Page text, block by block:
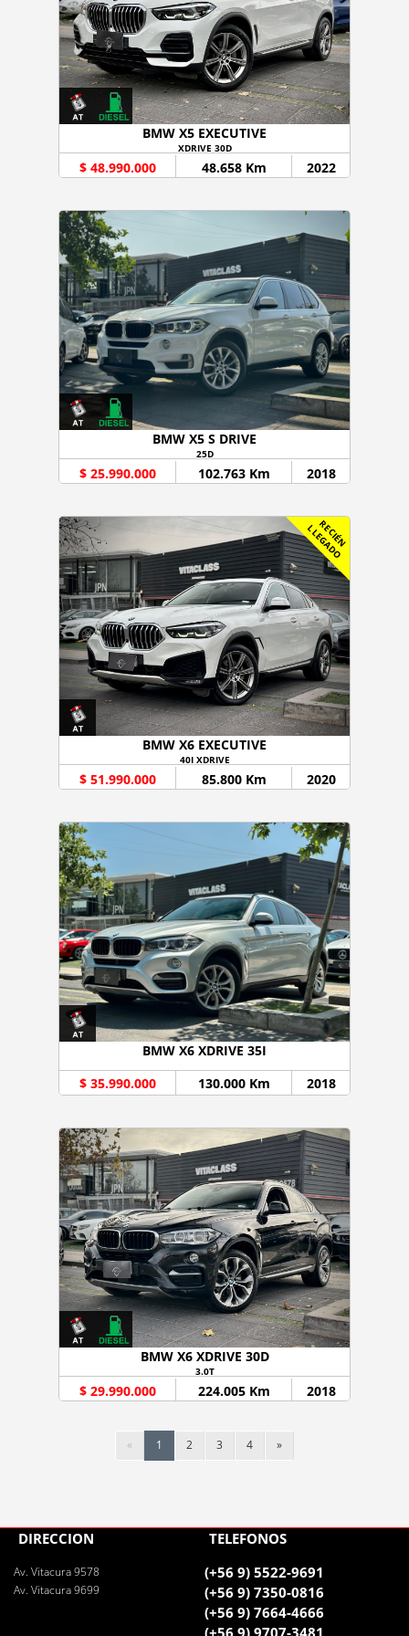
BMW X5 EXECUTIVE
XDRIVE 30D
$ 48.990.000 48.658 Km 2022
BMW X5 S DRIVE
25D
$ 25.990.000 102.763 Km 2018
R
E
C
I
É
N
L
L
E
G
A
D
O
BMW X6 EXECUTIVE
40I XDRIVE
$ 51.990.000 85.800 Km 2020
BMW X6 XDRIVE 35I
$ 35.990.000
130.000 Km 2018
BMW X6 XDRIVE 30D
3.0T
$ 29.990.000 224.005 Km 2018
« 1 2 3 4 »
DIRECCIÓN
Av. Vitacura 9578
Av. Vitacura 9699
TELÉFONOS
(+56 9) 5522-9691
(+56 9) 7350-0816
(+56 9) 7664-4666
(+56 9) 9707-3481